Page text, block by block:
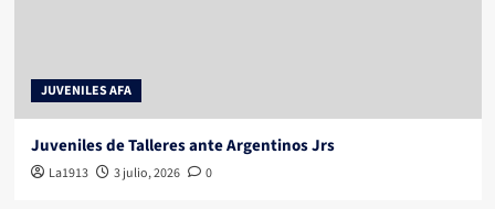
JUVENILES AFA
Juveniles de Talleres ante Argentinos Jrs
La1913 3 julio, 2026 0